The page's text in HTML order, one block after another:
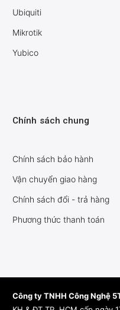
Ubiquiti
Mikrotik
Yubico
Chính sách chung
Chính sách bảo hành
Vận chuyển giao hàng
Chính sách đổi - trả hàng
Phương thức thanh toán
Công ty TNHH Công Nghệ